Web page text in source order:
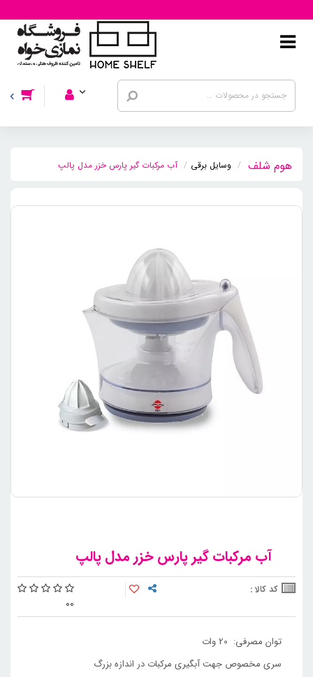
وسایل برقی آب مرکبات گیر پارس خزر مدل پالپ
آب مرکبات گیر پارس خزر مدل پالپ
کد کالا :
00
توان مصرفی: 20 وات
سری مخصوص جهت آبگیری مرکبات در اندازه بزرگ